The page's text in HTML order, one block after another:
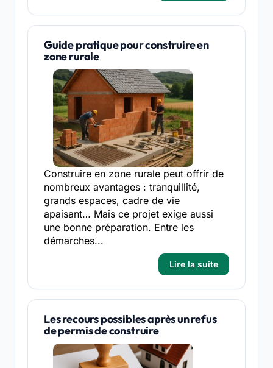
Guide pratique pour construire en
zone rurale
Construire en zone rurale peut offrir de
nombreux avantages : tranquillité,
grands espaces, cadre de vie
apaisant… Mais ce projet exige aussi
une bonne préparation. Entre les
démarches...
Lire la suite
Les recours possibles après un refus
de permis de construire